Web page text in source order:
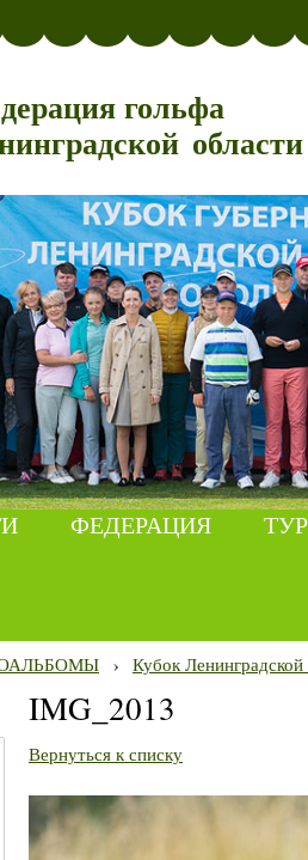
гольфа
области
ФЕДЕРАЦИЯ
› Кубок
IMG_2013
Вернуться к списку